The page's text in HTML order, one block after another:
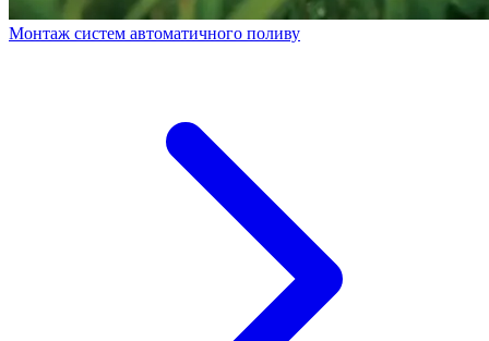
Монтаж систем автоматичного поливу